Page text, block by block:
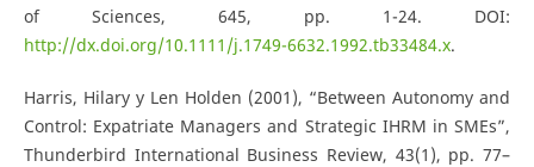
of Sciences, 645, pp. 1-24. DOI:
http://dx.doi.org/10.1111/j.1749-6632.1992.tb33484.x.
Harris, Hilary y Len Holden (2001), “Between Autonomy and
Control: Expatriate Managers and Strategic IHRM in SMEs”,
Thunderbird International Business Review, 43(1), pp. 77–